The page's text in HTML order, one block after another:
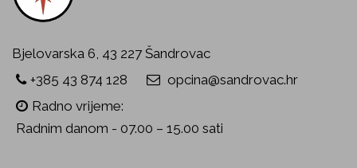
Bjelovarska 6, 43 227 Šandrovac
+385 43 874 128
opcina@sandrovac.hr
Radno vrijeme:
Radnim danom - 07.00 – 15.00 sati